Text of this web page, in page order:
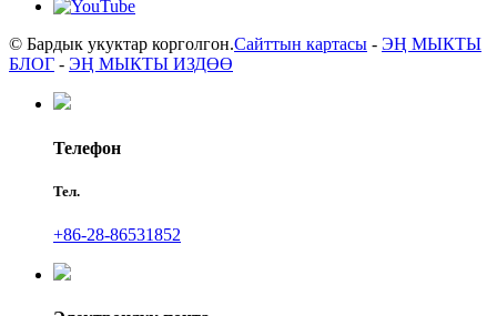
© Бардык укуктар корголгон.Сайттын картасы - ЭҢ МЫКТЫ
БЛОГ - ЭҢ МЫКТЫ ИЗДӨӨ
Телефон
Тел.
+86-28-86531852